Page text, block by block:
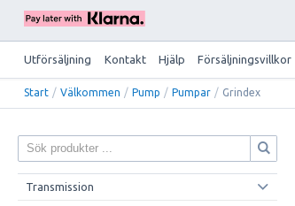
Utförsäljning Kontakt Hjälp Försäljningsvillkor
Start / Välkommen / Pump / Pumpar / Grindex
Transmission